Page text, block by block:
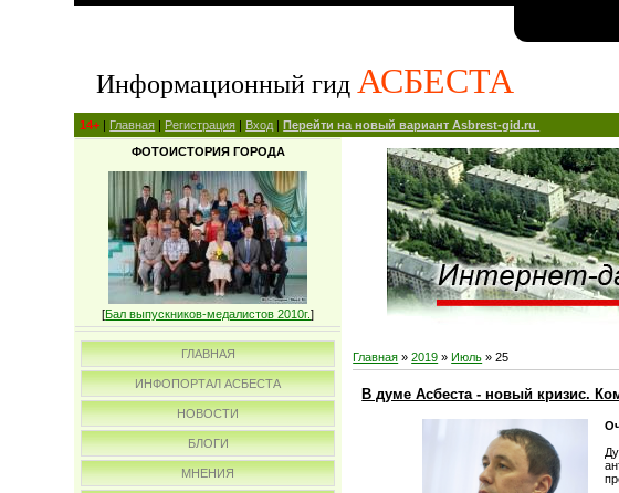
Информационный гид АСБЕСТА
14+ | Главная | Регистрация | Вход |Перейти на новый вариант Asbrest-gid.ru
ФОТОИСТОРИЯ ГОРОДА
[Бал выпускников-медалистов 2010г.]
ГЛАВНАЯ
ИНФОПОРТАЛ АСБЕСТА
НОВОСТИ
БЛОГИ
МНЕНИЯ
Главная »2019 » Июль » 25
В думе Асбеста - новый кризис.